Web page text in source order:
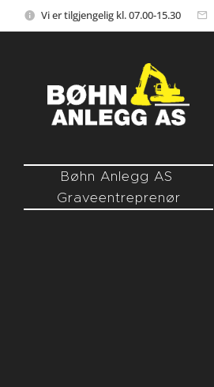
Vi er tilgjengelig kl. 07.00-15.30
Bøhn Anlegg AS
Graveentreprenør